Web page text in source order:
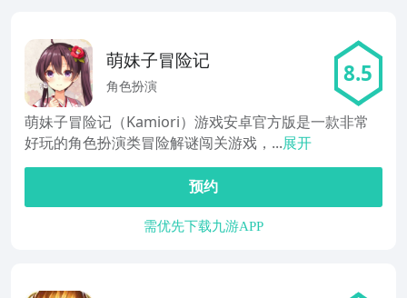
萌妹子冒险记
角色扮演 8.5
萌妹子冒险记（Kamiori）游戏安卓官方版是一款非常
好玩的角色扮演类冒险解谜闯关游戏，...展开
预约
需优先下载九游APP